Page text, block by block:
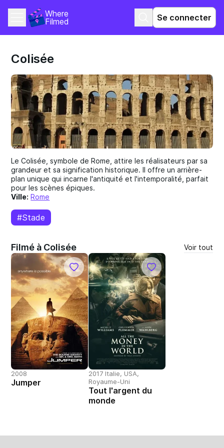
Where
Filmed
Se connecter
Colisée
Le Colisée, symbole de Rome, attire les réalisateurs par sa
grandeur et sa signification historique. Il offre un arrière-
plan unique qui incarne l'antiquité et l'intemporalité, parfait
pour les scènes épiques.
Ville: Rome
#Stade
Filmé à Colisée Voir tout
2008
Jumper
2017 Italie, USA,
Royaume-Uni
Tout l'argent du
monde